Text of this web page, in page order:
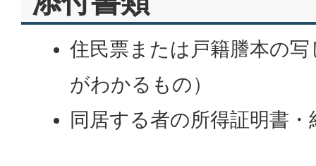
住民票または戸籍謄本の
がわかるもの）
同居する者の所得証明書・